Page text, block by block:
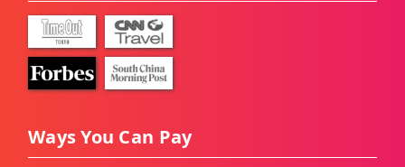
Ways You Can Pay